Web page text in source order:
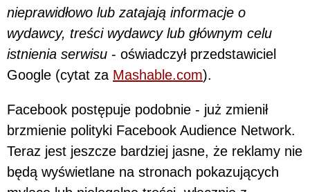
nieprawidłowo lub zatajają informacje o
wydawcy, treści wydawcy lub głównym celu
istnienia serwisu - oświadczył przedstawiciel
Google (cytat za Mashable.com).
Facebook postępuje podobnie - już zmienił
brzmienie polityki Facebook Audience Network.
Teraz jest jeszcze bardziej jasne, że reklamy nie
będą wyświetlane na stronach pokazujących